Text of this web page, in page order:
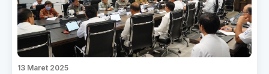
13 Maret 2025